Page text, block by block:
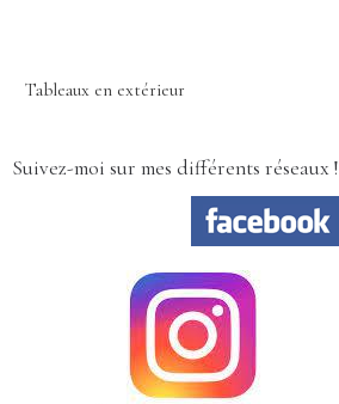
Tableaux en extérieur
Suivez-moi sur mes différents réseaux !